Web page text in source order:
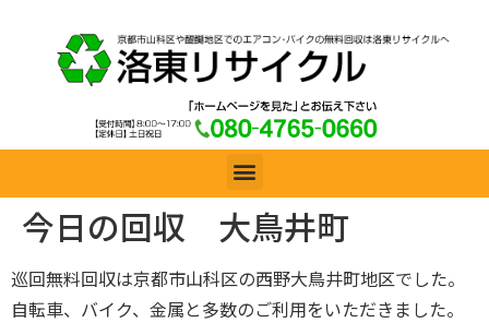
今日の回収 大鳥井町
巡回無料回収は京都市山科区の西野大鳥井町地区でした。
自転車、バイク、金属と多数のご利用をいただきました。